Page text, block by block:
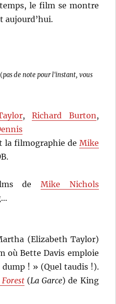
le film se montre
aujourd’hui.
(pas de note pour l'instant, vous
,Richard Burton,
la filmographie de Mike
de Mike Nichols
(Elizabeth Taylor)
où Bette Davis emploie
dump ! » (Quel taudis !).
(La Garce) de King